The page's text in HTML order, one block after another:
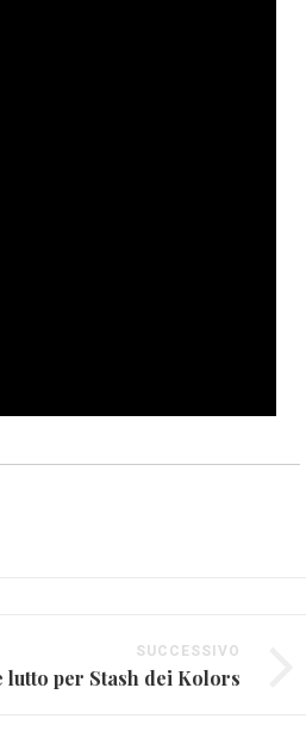
SUCCESSIVO
lutto per Stash dei Kolors